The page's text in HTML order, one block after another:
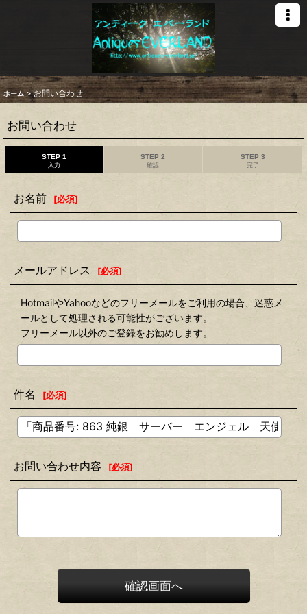
ホーム > お問い合わせ
お問い合わせ
STEP 1
入力
STEP 2
確認
STEP 3
完了
お名前 [必須]
メールアドレス [必須]
HotmailやYahooなどのフリーメールをご利用の場合、迷惑メ
ールとして処理される可能性がございます。
フリーメール以外のご登録をお勧めします。
件名 [必須]
お問い合わせ内容 [必須]
確認画面へ